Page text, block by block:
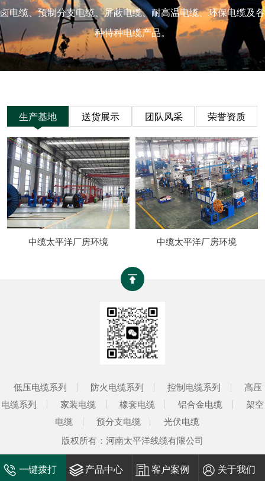
卤电缆、预制分支电缆、屏蔽电缆、耐高温电缆、环保电缆及各
种特种电缆产品。
生产基地 送货展示 团队风采 荣誉资质
中缆太平洋厂房环境 中缆太平洋厂房环境
低压电缆系列 防火电缆系列 控制电缆系列
高压
电缆系列
家装电缆 橡套电缆 铝合金电缆
架空
电缆
预分支电缆
光伏电缆
版权所有：河南太平洋线缆有限公司
一键拨打 产品中心 客户案例 关于我们